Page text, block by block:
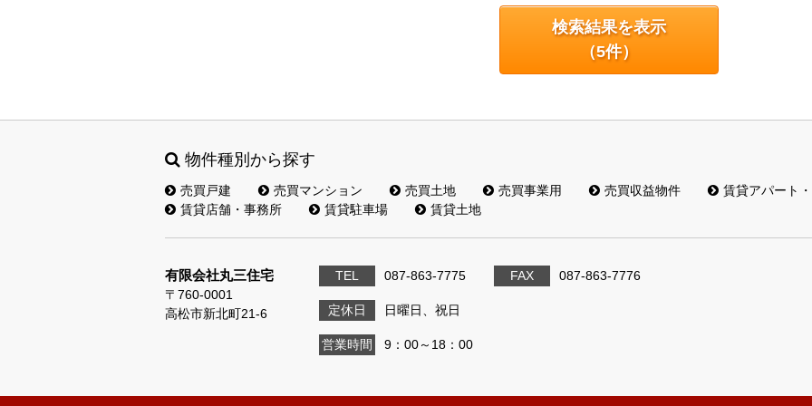
検索結果を表示
（5件）
物件種別から探す
売買戸建 売買マンション 売買土地 売買事業用 売買収益物件
賃貸アパート
賃貸店舗・事務所
賃貸駐車場 賃貸土地
有限会社丸三住宅
〒760-0001
高松市新北町21-6
TEL 087-863-7775 FAX 087-863-7776
定休日 日曜日、祝日
営業時間 9：00～18：00